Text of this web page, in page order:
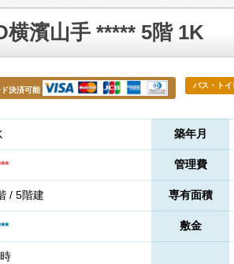
横濱山手 ***** 5階 1K
決済可能
バス・トイ
築年月
管理費
/ 5階建 専有面積
敷金